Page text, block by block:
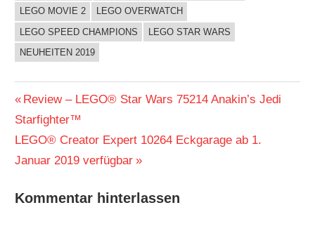
LEGO MOVIE 2
LEGO OVERWATCH
LEGO SPEED CHAMPIONS
LEGO STAR WARS
NEUHEITEN 2019
Beitragsnavigation
Vorheriger
Beitrag:
Review – LEGO® Star Wars 75214 Anakin’s Jedi
Starfighter™
Nächster
Beitrag:
LEGO® Creator Expert 10264 Eckgarage ab 1.
Januar 2019 verfügbar
Kommentar hinterlassen